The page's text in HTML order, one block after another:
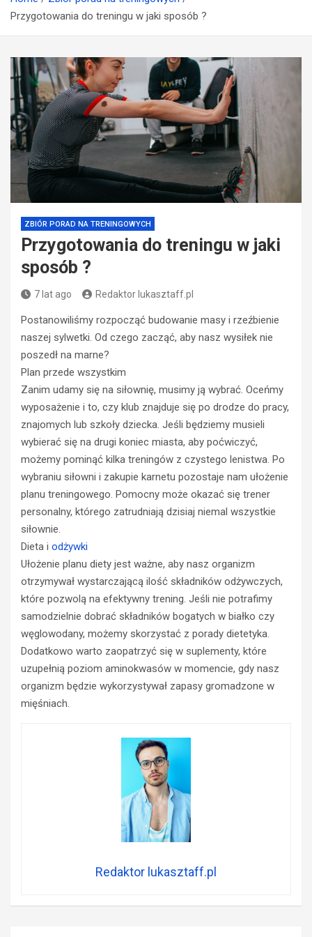
Przygotowania do treningu w jaki sposób ?
ZBIÓR PORAD NA TRENINGOWYCH
Przygotowania do treningu w jaki
sposób ?
7 lat ago Redaktor lukasztaff.pl
Postanowiliśmy rozpocząć budowanie masy i rzeźbienie
naszej sylwetki. Od czego zacząć, aby nasz wysiłek nie
poszedł na marne?
Plan przede wszystkim
Zanim udamy się na siłownię, musimy ją wybrać. Oceńmy
wyposażenie i to, czy klub znajduje się po drodze do pracy,
znajomych lub szkoły dziecka. Jeśli będziemy musieli
wybierać się na drugi koniec miasta, aby poćwiczyć,
możemy pominąć kilka treningów z czystego lenistwa. Po
wybraniu siłowni i zakupie karnetu pozostaje nam ułożenie
planu treningowego. Pomocny może okazać się trener
personalny, którego zatrudniają dzisiaj niemal wszystkie
siłownie.
Dieta i odżywki
Ułożenie planu diety jest ważne, aby nasz organizm
otrzymywał wystarczającą ilość składników odżywczych,
które pozwolą na efektywny trening. Jeśli nie potrafimy
samodzielnie dobrać składników bogatych w białko czy
węglowodany, możemy skorzystać z porady dietetyka.
Dodatkowo warto zaopatrzyć się w suplementy, które
uzupełnią poziom aminokwasów w momencie, gdy nasz
organizm będzie wykorzystywał zapasy gromadzone w
mięśniach.
Redaktor lukasztaff.pl